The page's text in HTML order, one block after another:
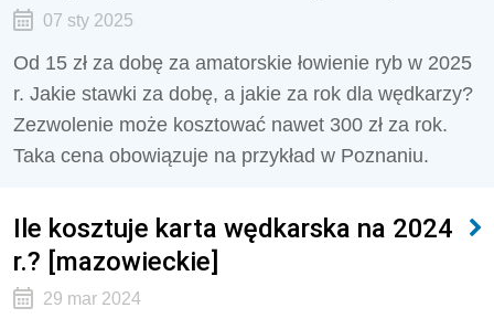
07 sty 2025
Od 15 zł za dobę za amatorskie łowienie ryb w 2025
r. Jakie stawki za dobę, a jakie za rok dla wędkarzy?
Zezwolenie może kosztować nawet 300 zł za rok.
Taka cena obowiązuje na przykład w Poznaniu.
Ile kosztuje karta wędkarska na 2024
r.? [mazowieckie]
29 mar 2024